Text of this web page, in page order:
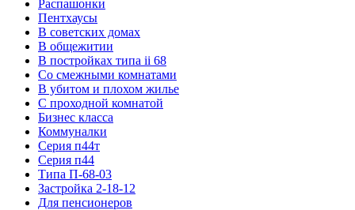
Распашонки
Пентхаусы
В советских домах
В общежитии
В постройках типа ii 68
Со смежными комнатами
В убитом и плохом жилье
С проходной комнатой
Бизнес класса
Коммуналки
Серия п44т
Серия п44
Типа П-68-03
Застройка 2-18-12
Для пенсионеров